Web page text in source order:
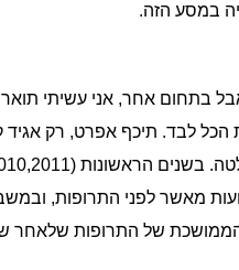
במסע הזה.
אקדמי מדעי אבל בתחום אחר, אני
לבד. תיכף אפרט, רק אגיד
מאשר לפני התרופות,
של התרופות שלאחר